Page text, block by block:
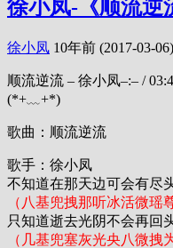
徐小凤-《顺流逆
徐小凤 10年前 (2017-03-06)
顺流逆流 – 徐小凤–:– /
(*+﹏+*)
歌曲：顺流逆流
歌手：徐小凤
不知道在那天边可会有尽
（八基兜拽那听冰活微瑶
只知道逝去光阴不会再回
（几基兜塞灰光央八微拽